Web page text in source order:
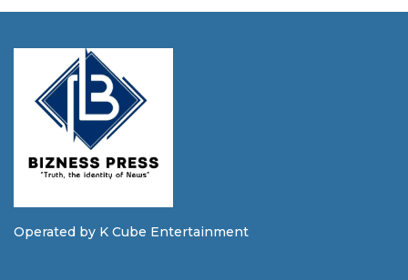
Operated by K Cube Entertainment